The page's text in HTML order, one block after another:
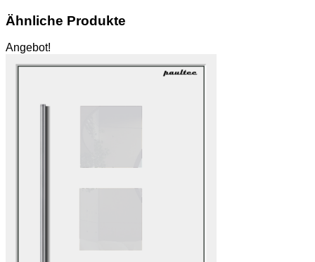
Ähnliche Produkte
Angebot!